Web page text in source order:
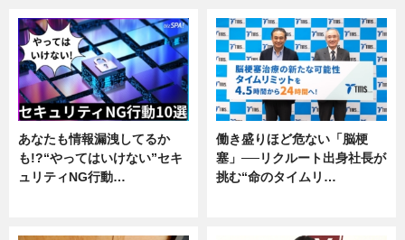
あなたも情報漏洩してるか
も!?“やってはいけない”セキ
ュリティNG行動…
働き盛りほど危ない「脳梗
塞」──リクルート出身社長が
挑む“命のタイムリ…